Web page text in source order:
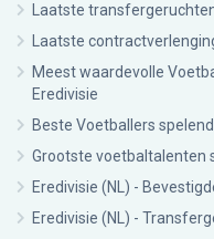
Laatste
Laatste
Meest waardevolle
Eredivisie
Beste Voetballers
Grootste voetbaltalenten
Eredivisie (NL) -
Eredivisie (NL) -